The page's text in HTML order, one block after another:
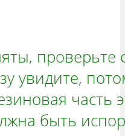
увидите,
часть
быть